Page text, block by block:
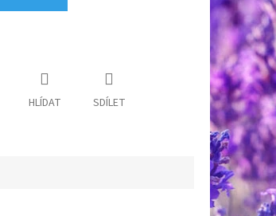
HLÍDAT SDÍLET